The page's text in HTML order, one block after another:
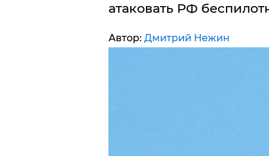
атаковать РФ
Автор: Дмитрий Нежин